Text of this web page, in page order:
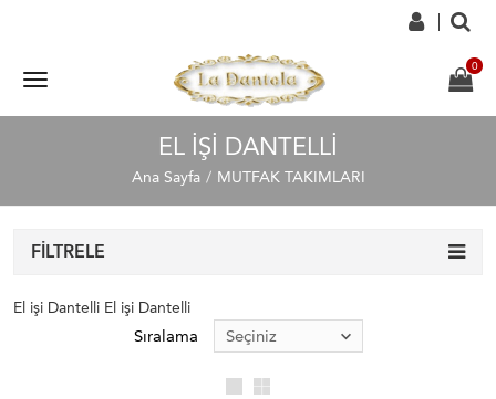
EL IŞI DANTELLI
Ana Sayfa MUTFAK TAKIMLARI
FILTRELE
El işi Dantelli El işi Dantelli
Sıralama